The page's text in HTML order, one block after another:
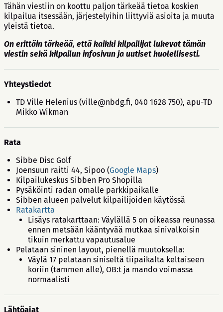
Tähän viestiin on koottu paljon tärkeää tietoa koskien
kilpailua itsessään, järjestelyihin liittyviä asioita ja muuta
yleistä tietoa.
On erittäin tärkeää, että kaikki kilpailijat lukevat tämän
viestin sekä kilpailun infosivun ja uutiset huolellisesti.
Yhteystiedot
TD Ville Helenius (ville@nbdg.fi, 040 1628 750), apu-TD
Mikko Wikman
Rata
Sibbe Disc Golf
Joensuun raitti 44, Sipoo (Google Maps)
Kilpailukeskus Sibben Pro Shopilla
Pysäköinti radan omalle parkkipaikalle
Sibben alueen palvelut kilpailijoiden käytössä
Ratakartta
Lisäys ratakarttaan: Väylällä 5 on oikeassa reunassa
ennen metsään kääntyvää mutkaa sinivalkoisin
tikuin merkattu vapautusalue
Pelataan sininen layout, pienellä muutoksella:
Väylä 17 pelataan siniseltä tiipaikalta keltaiseen
koriin (tammen alle), OB:t ja mando voimassa
normaalisti
Lähtöajat